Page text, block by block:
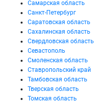
Самарская область
Санкт-Петербург
Саратовская область
Сахалинская область
Свердловская область
Севастополь
Смоленская область
Ставропольский край
Тамбовская область
Тверская область
Томская область